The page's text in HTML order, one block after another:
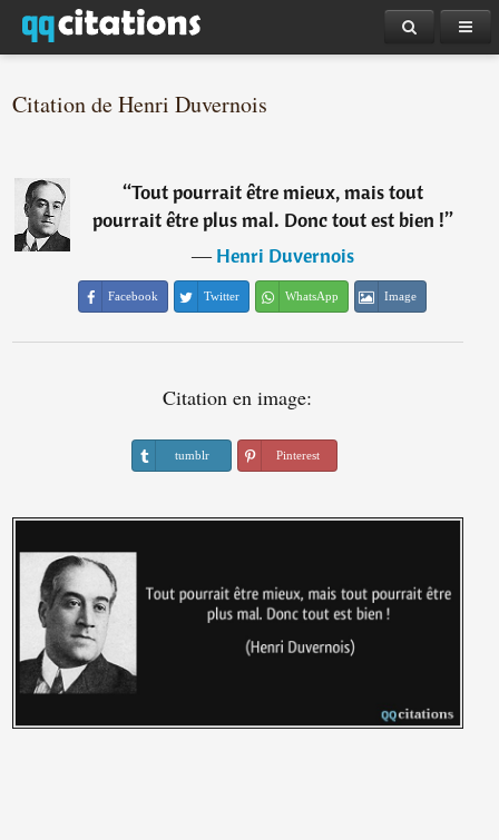
Citation de Henri Duvernois
“Tout pourrait être mieux, mais tout
pourrait être plus mal. Donc tout est bien !”
―Henri Duvernois
Facebook Twitter WhatsApp Image
Citation en image:
tumblr Pinterest